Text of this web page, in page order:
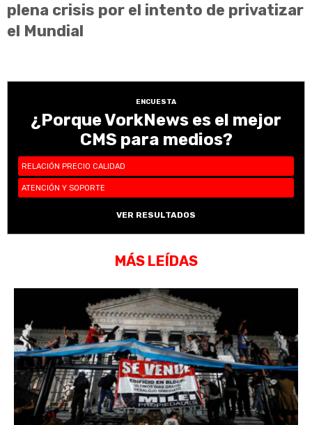
plena crisis por el intento de privatizar
el Mundial
ENCUESTA
¿Porque VorkNews es el mejor
CMS para medios?
RELACIÓN PRECIO CALIDAD
ATENCIÓN Y SOPORTE
VER RESULTADOS
MÁS LEÍDAS